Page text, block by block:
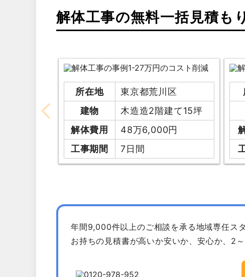
解体工事の無料一括見積もり
所在地
東京都荒川区
建物
木造造2階建て15坪
解体費用
48万6,000円
工事期間
7日間
年間9,000件以上のご相談を承る地域専任ス
お持ちの見積書が高いか安いか、安心か、2